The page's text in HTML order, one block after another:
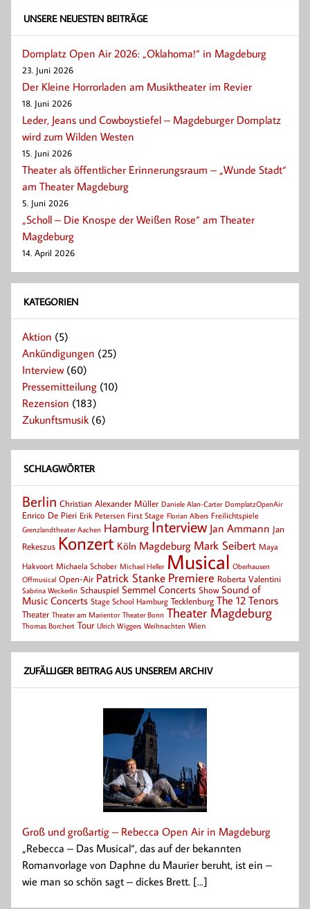
UNSERE NEUESTEN BEITRÄGE
Domplatz Open Air 2026: „Oklahoma!“ in Magdeburg
23. Juni 2026
Der Kleine Horrorladen am Musiktheater im Revier
18. Juni 2026
Leder, Jeans und Cowboystiefel – Magdeburger Domplatz
wird zum Wilden Westen
15. Juni 2026
Theater als öffentlicher Erinnerungsraum – „Wunde Stadt“
am Theater Magdeburg
5. Juni 2026
„Scholl – Die Knospe der Weißen Rose“ am Theater
Magdeburg
14. April 2026
KATEGORIEN
Aktion (5)
Ankündigungen (25)
Interview(60)
Pressemitteilung (10)
Rezension (183)
Zukunftsmusik(6)
SCHLAGWÖRTER
Berlin Christian Alexander Müller Daniele Alan-Carter DomplatzOpenAir
Enrico De Pieri Erik Petersen First Stage Florian Albers Freilichtspiele
Grenzlandtheater Aachen Hamburg Interview Jan Ammann Jan
Rekeszus Konzert Köln Magdeburg Mark Seibert Maya
Hakvoort Michaela Schober Michael Heller Musical Oberhausen
Offmusical Open-Air Patrick Stanke Premiere Roberta Valentini
Sabrina Weckerlin Schauspiel Semmel Concerts Show Sound of
Music Concerts Stage School Hamburg Tecklenburg The 12 Tenors
Theater Theater am Marientor Theater Bonn Theater Magdeburg
Thomas Borchert Tour Ulrich Wiggers Weihnachten Wien
ZUFÄLLIGER BEITRAG AUS UNSEREM ARCHIV
Groß und großartig – Rebecca Open Air in Magdeburg
„Rebecca – Das Musical“, das auf der bekannten
Romanvorlage von Daphne du Maurier beruht, ist ein –
wie man so schön sagt – dickes Brett. [...]